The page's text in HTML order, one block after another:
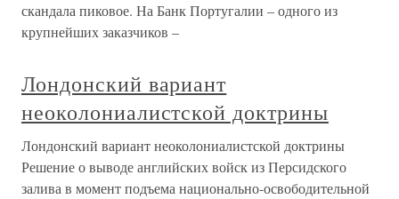
скандала пиковое. На Банк Португалии – одного из
крупнейших заказчиков –
Лондонский вариант
неоколониалистской доктрины
Лондонский вариант неоколониалистской доктрины
Решение о выводе английских войск из Персидского
залива в момент подъема национально-освободительной